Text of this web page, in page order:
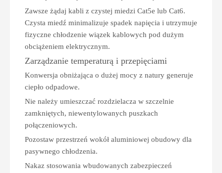
Zawsze żądaj kabli z czystej miedzi Cat5e lub Cat6.
Czysta miedź minimalizuje spadek napięcia i utrzymuje
fizyczne chłodzenie wiązek kablowych pod dużym
obciążeniem elektrycznym.
Zarządzanie temperaturą i przepięciami
Konwersja obniżająca o dużej mocy z natury generuje
ciepło odpadowe.
Nie należy umieszczać rozdzielacza w szczelnie
zamkniętych, niewentylowanych puszkach
połączeniowych.
Pozostaw przestrzeń wokół aluminiowej obudowy dla
pasywnego chłodzenia.
Nakaz stosowania wbudowanych zabezpieczeń